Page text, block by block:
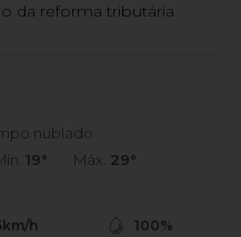
da reforma tributária
nublado
19° Máx. 29°
h 100%